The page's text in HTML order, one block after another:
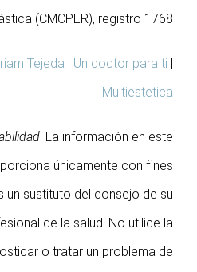
(CMCPER), registro 1768
Tejeda Un doctor para ti
Multiestetica
: La información en este
únicamente con fines
un sustituto del consejo de su
de la salud. No utilice la
o tratar un problema de